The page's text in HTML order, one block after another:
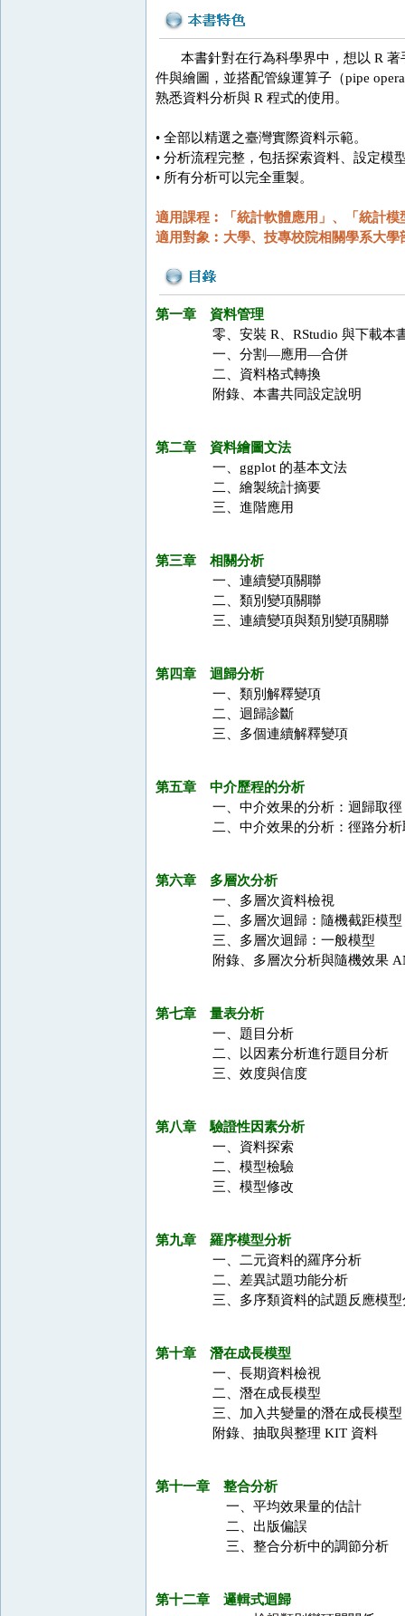
本書針對在行為科學界中，想以 R 著
件與繪圖，並搭配管線運算子（pipe
熟悉資料分析與 R 程式的使用。
• 全部以精選之臺灣實際資料示範。
• 分析流程完整，包括探索資料、設定模
• 所有分析可以完全重製。
適用課程︰「統計軟體應用」、「統計
適用對象︰大學、技專校院相關學系大
第一章 資料管理
零、安裝 R、RStudio 與下載本
一、分割—應用—合併
二、資料格式轉換
附錄、本書共同設定說明
第二章 資料繪圖文法
一、ggplot 的基本文法
二、繪製統計摘要
三、進階應用
第三章 相關分析
一、連續變項關聯
二、類別變項關聯
三、連續變項與類別變項關聯
第四章 迴歸分析
一、類別解釋變項
二、迴歸診斷
三、多個連續解釋變項
第五章 中介歷程的分析
一、中介效果的分析：迴歸取徑
二、中介效果的分析：徑路分析
第六章 多層次分析
一、多層次資料檢視
二、多層次迴歸：隨機截距模型
三、多層次迴歸：一般模型
附錄、多層次分析與隨機效果
第七章 量表分析
一、題目分析
二、以因素分析進行題目分析
三、效度與信度
第八章 驗證性因素分析
一、資料探索
二、模型檢驗
三、模型修改
第九章 羅序模型分析
一、二元資料的羅序分析
二、差異試題功能分析
三、多序類資料的試題反應模型
第十章 潛在成長模型
一、長期資料檢視
二、潛在成長模型
三、加入共變量的潛在成長模型
附錄、抽取與整理 KIT 資料
第十一章 整合分析
一、平均效果量的估計
二、出版偏誤
三、整合分析中的調節分析
第十二章 邏輯式迴歸